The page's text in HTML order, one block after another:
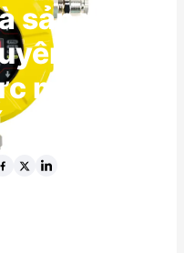
sản xuất
gia
máy đo